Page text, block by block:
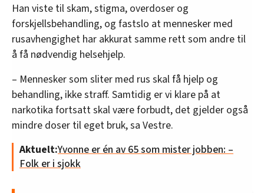
Han viste til skam, stigma, overdoser og
forskjellsbehandling, og fastslo at mennesker med
rusavhengighet har akkurat samme rett som andre til
å få nødvendig helsehjelp.
– Mennesker som sliter med rus skal få hjelp og
behandling, ikke straff. Samtidig er vi klare på at
narkotika fortsatt skal være forbudt, det gjelder også
mindre doser til eget bruk, sa Vestre.
Aktuelt:Yvonne er én av 65 som mister jobben: –
Folk er i sjokk